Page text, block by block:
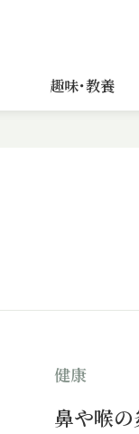
趣味･教養
健康
鼻や喉